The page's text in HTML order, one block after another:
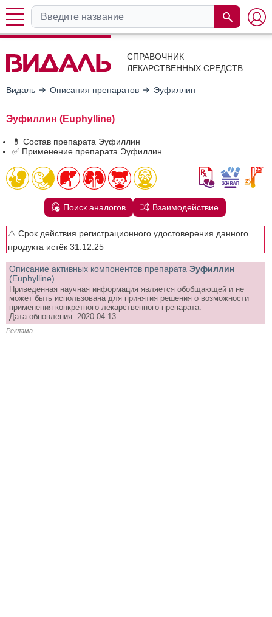
СПРАВОЧНИК
ЛЕКАРСТВЕННЫХ СРЕДСТВ
Видаль Описания препаратов Эуфиллин
Эуфиллин (Euphylline)
💊 Состав препарата Эуфиллин
✅ Применение препарата Эуфиллин
Поиск аналогов Взаимодействие
⚠️ Срок действия регистрационного удостоверения данного
продукта истёк 31.12.25
Описание активных компонентов препарата Эуфиллин
(Euphylline)
Приведенная научная информация является обобщающей и не
может быть использована для принятия решения о возможности
применения конкретного лекарственного препарата.
Дата обновления: 2020.04.13
Реклама